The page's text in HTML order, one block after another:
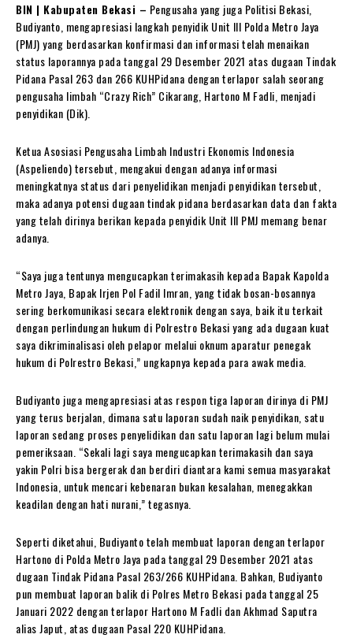
BIN | Kabupaten Bekasi – Pengusaha yang juga Politisi Bekasi,
Budiyanto, mengapresiasi langkah penyidik Unit III Polda Metro Jaya
(PMJ) yang berdasarkan konfirmasi dan informasi telah menaikan
status laporannya pada tanggal 29 Desember 2021 atas dugaan Tindak
Pidana Pasal 263 dan 266 KUHPidana dengan terlapor salah seorang
pengusaha limbah “Crazy Rich” Cikarang, Hartono M Fadli, menjadi
penyidikan (Dik).
Ketua Asosiasi Pengusaha Limbah Industri Ekonomis Indonesia
(Aspeliendo) tersebut, mengakui dengan adanya informasi
meningkatnya status dari penyelidikan menjadi penyidikan tersebut,
maka adanya potensi dugaan tindak pidana berdasarkan data dan fakta
yang telah dirinya berikan kepada penyidik Unit III PMJ memang benar
adanya.
“Saya juga tentunya mengucapkan terimakasih kepada Bapak Kapolda
Metro Jaya, Bapak Irjen Pol Fadil Imran, yang tidak bosan-bosannya
sering berkomunikasi secara elektronik dengan saya, baik itu terkait
dengan perlindungan hukum di Polrestro Bekasi yang ada dugaan kuat
saya dikriminalisasi oleh pelapor melalui oknum aparatur penegak
hukum di Polrestro Bekasi,” ungkapnya kepada para awak media.
Budiyanto juga mengapresiasi atas respon tiga laporan dirinya di PMJ
yang terus berjalan, dimana satu laporan sudah naik penyidikan, satu
laporan sedang proses penyelidikan dan satu laporan lagi belum mulai
pemeriksaan. “Sekali lagi saya mengucapkan terimakasih dan saya
yakin Polri bisa bergerak dan berdiri diantara kami semua masyarakat
Indonesia, untuk mencari kebenaran bukan kesalahan, menegakkan
keadilan dengan hati nurani,” tegasnya.
Seperti diketahui, Budiyanto telah membuat laporan dengan terlapor
Hartono di Polda Metro Jaya pada tanggal 29 Desember 2021 atas
dugaan Tindak Pidana Pasal 263/266 KUHPidana. Bahkan, Budiyanto
pun membuat laporan balik di Polres Metro Bekasi pada tanggal 25
Januari 2022 dengan terlapor Hartono M Fadli dan Akhmad Saputra
alias Japut, atas dugaan Pasal 220 KUHPidana.